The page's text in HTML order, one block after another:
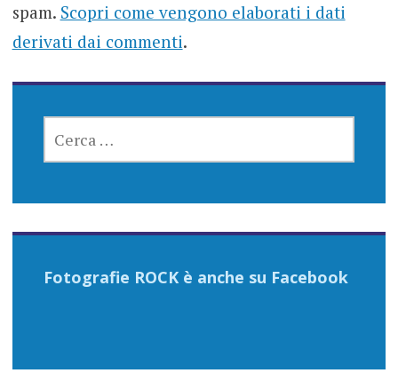
spam. Scopri come vengono elaborati i dati
derivati dai commenti.
PER:
Fotografie ROCK è anche su Facebook